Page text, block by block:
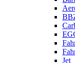
Jet